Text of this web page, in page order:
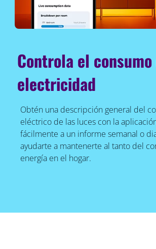
Controla el consumo
electricidad
Obtén una descripción general del
eléctrico de las luces con la
fácilmente a un informe semanal o
ayudarte a mantenerte al tanto del
energía en el hogar.